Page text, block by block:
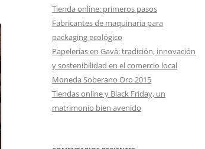
Tienda online: primeros pasos
Fabricantes de maquinaria para
packaging ecológico
Papelerías en Gavà: tradición, innovación
y sostenibilidad en el comercio local
Moneda Soberano Oro 2015
Tiendas online y Black Friday, un
matrimonio bien avenido